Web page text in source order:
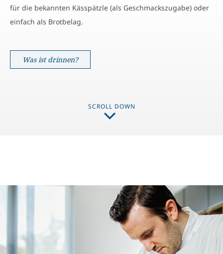
für die bekannten Kässpätzle (als Geschmackszugabe) oder
einfach als Brotbelag.
Was ist drinnen?
SCROLL DOWN